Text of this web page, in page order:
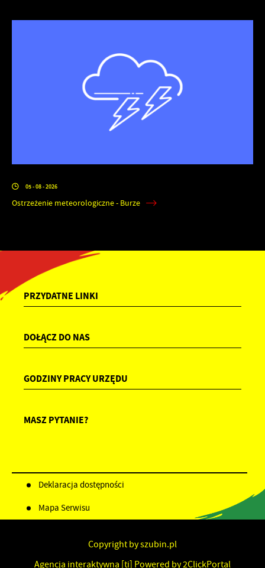
05 - 08 - 2026
Ostrzeżenie meteorologiczne - Burze
PRZYDATNE LINKI
DOŁĄCZ DO NAS
GODZINY PRACY URZĘDU
MASZ PYTANIE?
Deklaracja dostępności
Mapa Serwisu
Copyright by szubin.pl
Agencja interaktywna [ti] Powered by2ClickPortal